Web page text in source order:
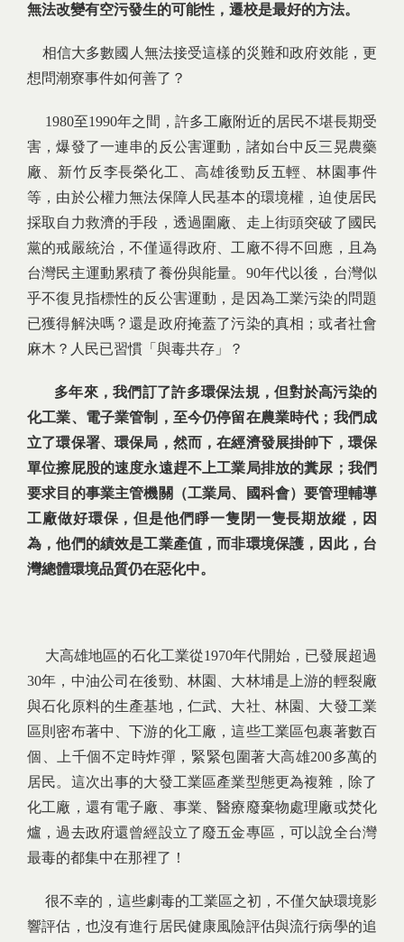
無法改變有空污發生的可能性，遷校是最好的方法。
相信大多數國人無法接受這樣的災難和政府效能，更
想問潮寮事件如何善了？
1980至1990年之間，許多工廠附近的居民不堪長期受
害，爆發了一連串的反公害運動，諸如台中反三晃農藥
廠、新竹反李長榮化工、高雄後勁反五輕、林園事件
等，由於公權力無法保障人民基本的環境權，迫使居民
採取自力救濟的手段，透過圍廠、走上街頭突破了國民
黨的戒嚴統治，不僅逼得政府、工廠不得不回應，且為
台灣民主運動累積了養份與能量。90年代以後，台灣似
乎不復見指標性的反公害運動，是因為工業污染的問題
已獲得解決嗎？還是政府掩蓋了污染的真相；或者社會
麻木？人民已習慣「與毒共存」？
多年來，我們訂了許多環保法規，但對於高污染的
化工業、電子業管制，至今仍停留在農業時代；我們成
立了環保署、環保局，然而，在經濟發展掛帥下，環保
單位擦屁股的速度永遠趕不上工業局排放的糞尿；我們
要求目的事業主管機關（工業局、國科會）要管理輔導
工廠做好環保，但是他們睜一隻閉一隻長期放縱，因
為，他們的績效是工業產值，而非環境保護，因此，台
灣總體環境品質仍在惡化中。
大高雄地區的石化工業從1970年代開始，已發展超過
30年，中油公司在後勁、林園、大林埔是上游的輕裂廠
與石化原料的生產基地，仁武、大社、林園、大發工業
區則密布著中、下游的化工廠，這些工業區包裹著數百
個、上千個不定時炸彈，緊緊包圍著大高雄200多萬的
居民。這次出事的大發工業區產業型態更為複雜，除了
化工廠，還有電子廠、事業、醫療廢棄物處理廠或焚化
爐，過去政府還曾經設立了廢五金專區，可以說全台灣
最毒的都集中在那裡了！
很不幸的，這些劇毒的工業區之初，不僅欠缺環境影
響評估，也沒有進行居民健康風險評估與流行病學的追